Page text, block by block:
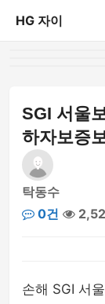
HG 자이
SGI 서울
하자보증
탁동수
0건
손해 SGI 서